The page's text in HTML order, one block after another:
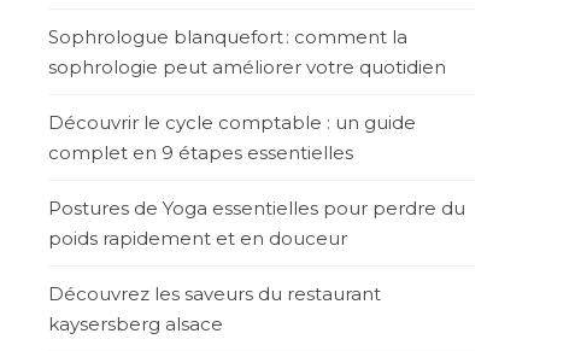
Sophrologue blanquefort : comment la
sophrologie peut améliorer votre quotidien
Découvrir le cycle comptable : un guide
complet en 9 étapes essentielles
Postures de Yoga essentielles pour perdre du
poids rapidement et en douceur
Découvrez les saveurs du restaurant
kaysersberg alsace